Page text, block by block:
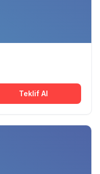
Teklif Al